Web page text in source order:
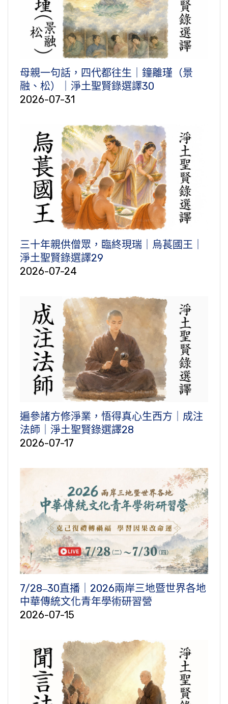
母親一句話，四代都往生｜鐘離瑾（景
融、松）｜淨土聖賢錄選譯30
2026-07-31
三十年親供僧眾，臨終現瑞｜烏萇國王｜
淨土聖賢錄選譯29
2026-07-24
遍參諸方修淨業，悟得真心生西方｜成注
法師｜淨土聖賢錄選譯28
2026-07-17
7/28‒30直播｜2026兩岸三地暨世界各地
中華傳統文化青年學術研習營
2026-07-15